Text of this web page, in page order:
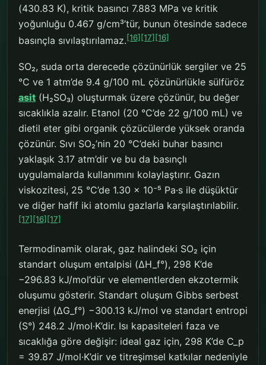
(430.83 K), kritik basıncı 7.883 MPa ve kritik
yoğunluğu 0.467 g/cm³’tür, bunun ötesinde sadece
basınçla sıvılaştırılamaz.[16] [17] [16]
SO₂, suda orta derecede çözünürlük sergiler ve 25
°C ve 1 atm’de 9.4 g/100 mL çözünürlükle sülfüröz
asit (H₂SO₃) oluşturmak üzere çözünür, bu değer
sıcaklıkla azalır. Etanol (20 °C’de 22 g/100 mL) ve
dietil eter gibi organik çözücülerde yüksek oranda
çözünür. Sıvı SO₂’nin 20 °C’deki buhar basıncı
yaklaşık 3.17 atm’dir ve bu da basınçlı
uygulamalarda kullanımını kolaylaştırır. Gazın
viskozitesi, 25 °C’de 1.30 × 10⁻⁵ Pa·s ile düşüktür
ve diğer hafif iki atomlu gazlarla karşılaştırılabilir.
[17] [16] [17]
Termodinamik olarak, gaz halindeki SO₂ için
standart oluşum entalpisi (ΔH_f°), 298 K’de
−296.83 kJ/mol’dür ve elementlerden ekzotermik
oluşumu gösterir. Standart oluşum Gibbs serbest
enerjisi (ΔG_f°) −300.13 kJ/mol ve standart entropi
(S°) 248.2 J/mol·K’dir. Isı kapasiteleri faza ve
sıcaklığa göre değişir: ideal gaz için, 298 K’de C_p
= 39.87 J/mol·K’dir ve titreşimsel katkılar nedeniyle